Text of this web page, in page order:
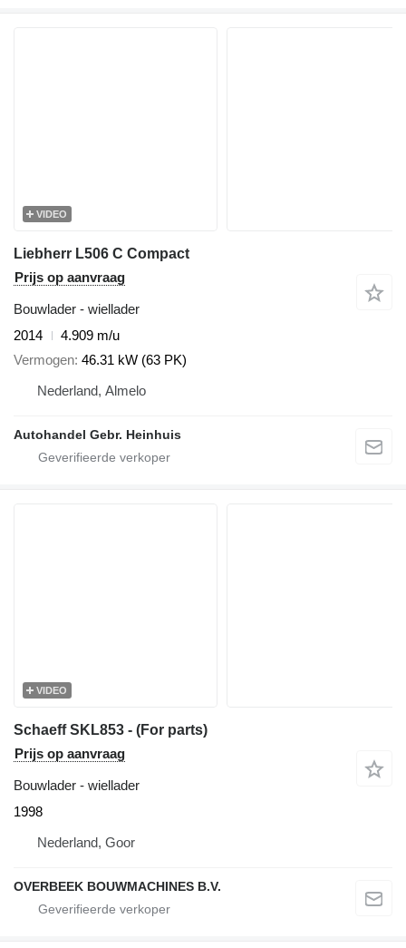
VIDEO
Liebherr L506 C Compact
Prijs op aanvraag
Bouwlader - wiellader
2014
4.909 m/u
Vermogen 46.31 kW (63 PK)
Nederland, Almelo
Autohandel Gebr. Heinhuis
VIDEO
Schaeff SKL853 - (For parts)
Prijs op aanvraag
Bouwlader - wiellader
1998
Nederland, Goor
OVERBEEK BOUWMACHINES B.V.